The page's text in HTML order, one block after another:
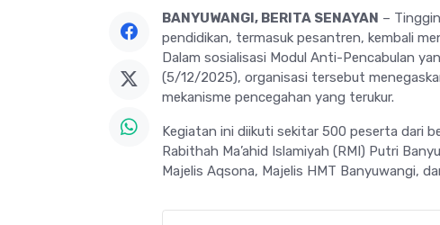
BANYUWANGI, BERITA SENAYAN –
pendidikan, termasuk pesantren, kembali
Dalam sosialisasi Modul Anti-Pencabulan
(5/12/2025), organisasi tersebut
mekanisme pencegahan yang terukur.
Kegiatan ini diikuti sekitar 500 peserta dari
Rabithah Ma’ahid Islamiyah (RMI) Putri
Majelis Aqsona, Majelis HMT Banyuwangi,